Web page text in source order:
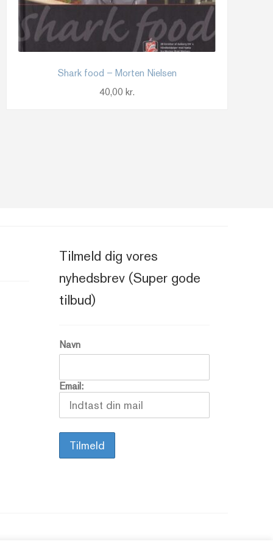
Shark food – Morten Nielsen
40,00kr.
Tilmeld dig vores
nyhedsbrev (Super gode
tilbud)
Navn
Email: